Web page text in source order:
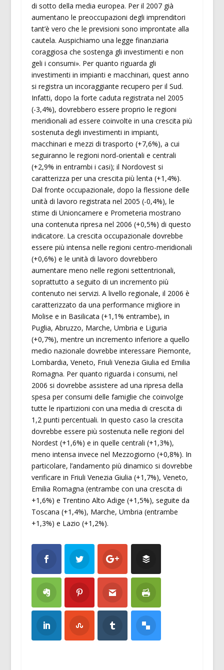
di sotto della media europea. Per il 2007 già
aumentano le preoccupazioni degli imprenditori
tant’è vero che le previsioni sono improntate alla
cautela. Auspichiamo una legge finanziaria
coraggiosa che sostenga gli investimenti e non
geli i consumi». Per quanto riguarda gli
investimenti in impianti e macchinari, quest anno
si registra un incoraggiante recupero per il Sud.
Infatti, dopo la forte caduta registrata nel 2005
(-3,4%), dovrebbero essere proprio le regioni
meridionali ad essere coinvolte in una crescita più
sostenuta degli investimenti in impianti,
macchinari e mezzi di trasporto (+7,6%), a cui
seguiranno le regioni nord-orientali e centrali
(+2,9% in entrambi i casi); il Nordovest si
caratterizza per una crescita più lenta (+1,4%).
Dal fronte occupazionale, dopo la flessione delle
unità di lavoro registrata nel 2005 (-0,4%), le
stime di Unioncamere e Prometeria mostrano
una contenuta ripresa nel 2006 (+0,5%) di questo
indicatore. La crescita occupazionale dovrebbe
essere più intensa nelle regioni centro-meridionali
(+0,6%) e le unità di lavoro dovrebbero
aumentare meno nelle regioni settentrionali,
soprattutto a seguito di un incremento più
contenuto nei servizi. A livello regionale, il 2006 è
caratterizzato da una performance migliore in
Molise e in Basilicata (+1,1% entrambe), in
Puglia, Abruzzo, Marche, Umbria e Liguria
(+0,7%), mentre un incremento inferiore a quello
medio nazionale dovrebbe interessare Piemonte,
Lombardia, Veneto, Friuli Venezia Giulia ed Emilia
Romagna. Per quanto riguarda i consumi, nel
2006 si dovrebbe assistere ad una ripresa della
spesa per consumi delle famiglie che coinvolge
tutte le ripartizioni con una media di crescita di
1,2 punti percentuali. In questo caso la crescita
dovrebbe essere più sostenuta nelle regioni del
Nordest (+1,6%) e in quelle centrali (+1,3%),
meno intensa invece nel Mezzogiorno (+0,8%). In
particolare, l’andamento più dinamico si dovrebbe
verificare in Friuli Venezia Giulia (+1,7%), Veneto,
Emilia Romagna (entrambe con una crescita di
+1,6%) e Trentino Alto Adige (+1,5%), seguite da
Toscana (+1,4%), Marche, Umbria (entrambe
+1,3%) e Lazio (+1,2%).